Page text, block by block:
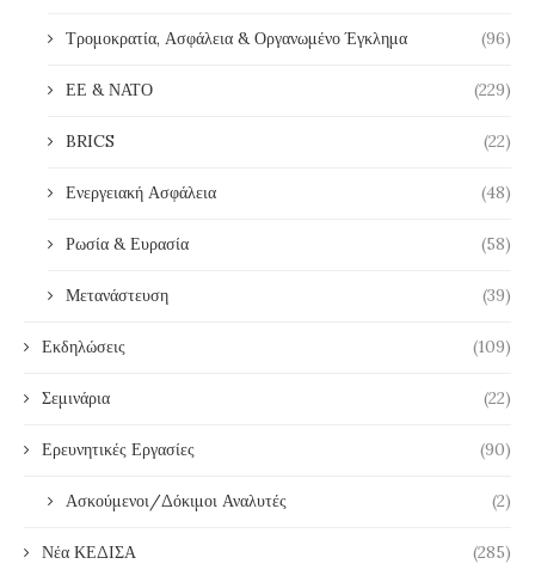
Τρομοκρατία, Ασφάλεια & Οργανωμένο Έγκλημα (96)
ΕΕ & ΝΑΤΟ (229)
BRICS (22)
Ενεργειακή Ασφάλεια (48)
Ρωσία & Ευρασία (58)
Μετανάστευση (39)
Εκδηλώσεις (109)
Σεμινάρια (22)
Ερευνητικές Εργασίες (90)
Ασκούμενοι/Δόκιμοι Αναλυτές (2)
Νέα ΚΕΔΙΣΑ (285)